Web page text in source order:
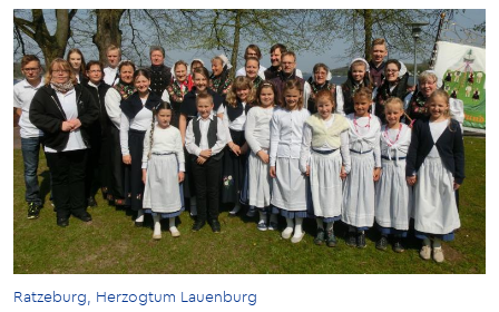
Ratzeburg, Herzogtum Lauenburg